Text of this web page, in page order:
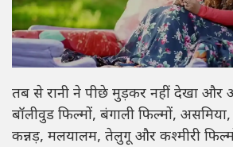
तब से रानी ने पीछे मुड़कर नहीं देखा और
बॉलीवुड फिल्मों, बंगाली फिल्मों,
कन्नड़, मलयालम, तेलुगू और कश्मीरी